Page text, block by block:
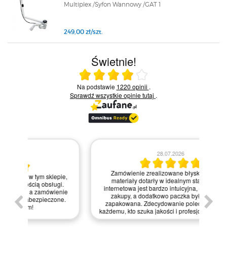
Multiplex /Syfon Wannowy /GAT 1
249,00 zł/szt.
Świetnie!
Ocena średnia 4 na 5
Na podstawie 1220 opinii .
Sprawdź wszystkie opinietutaj .
Zamówienie zrealizowane błyskawicznie, a
materiały dotarły w idealnym stanie. Strona
internetowa jest bardzo intuicyjna, co ułatwiło mi
zakupy, a dodatkowo paczka była starannie
zapakowana. Zdecydowanie polecam ten sklep
każdemu, kto szuka jakości i profesjonalnej obsługi!